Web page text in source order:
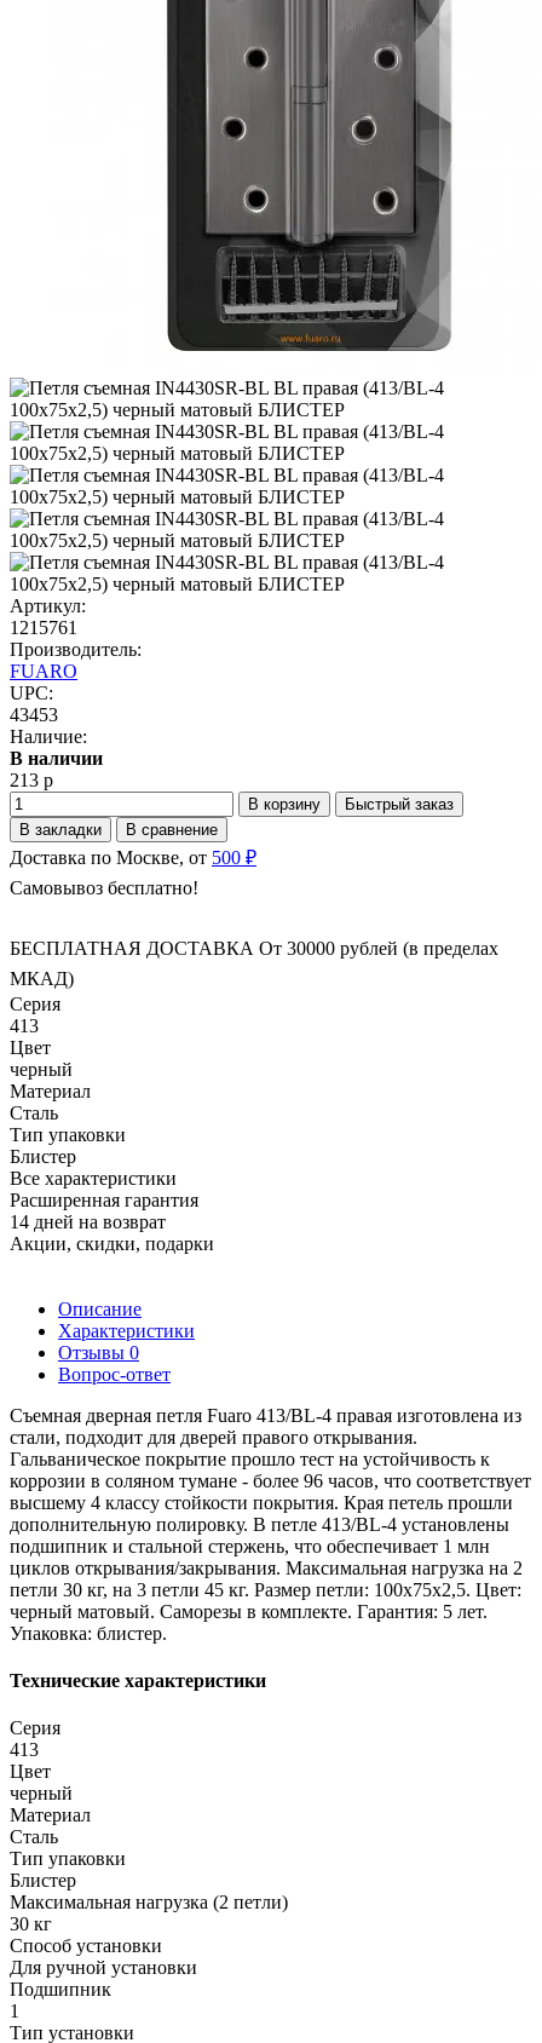
Артикул:
1215761
Производитель:
FUARO
UPC:
43453
Наличие:
В наличии
213 р
В корзину
Быстрый заказ
В закладки
В сравнение
Доставка по Москве, от 500 ₽
Самовывоз бесплатно!
БЕСПЛАТНАЯ ДОСТАВКА От 30000 рублей (в пределах
МКАД)
Серия
413
Цвет
черный
Материал
Сталь
Тип упаковки
Блистер
Все характеристики
Расширенная гарантия
14 дней на возврат
Акции, скидки, подарки
Описание
Характеристики
Отзывы 0
Вопрос-ответ
Съемная дверная петля Fuaro 413/BL-4 правая изготовлена из
стали, подходит для дверей правого открывания.
Гальваническое покрытие прошло тест на устойчивость к
коррозии в соляном тумане - более 96 часов, что соответствует
высшему 4 классу стойкости покрытия. Края петель прошли
дополнительную полировку. В петле 413/BL-4 установлены
подшипник и стальной стержень, что обеспечивает 1 млн
циклов открывания/закрывания. Максимальная нагрузка на 2
петли 30 кг, на 3 петли 45 кг. Размер петли: 100x75x2,5. Цвет:
черный матовый. Саморезы в комплекте. Гарантия: 5 лет.
Упаковка: блистер.
Технические характеристики
Серия
413
Цвет
черный
Материал
Сталь
Тип упаковки
Блистер
Максимальная нагрузка (2 петли)
30 кг
Способ установки
Для ручной установки
Подшипник
1
Тип установки